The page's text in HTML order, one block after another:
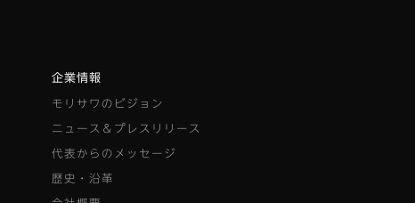
企業情報
モリサワのビジョン
ニュース＆プレスリリース
代表からのメッセージ
歴史・沿革